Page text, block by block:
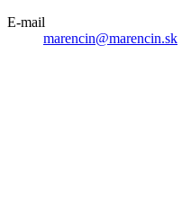
E-mail
marencin@marencin.sk